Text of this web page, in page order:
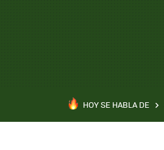
HOY SE HABLA DE